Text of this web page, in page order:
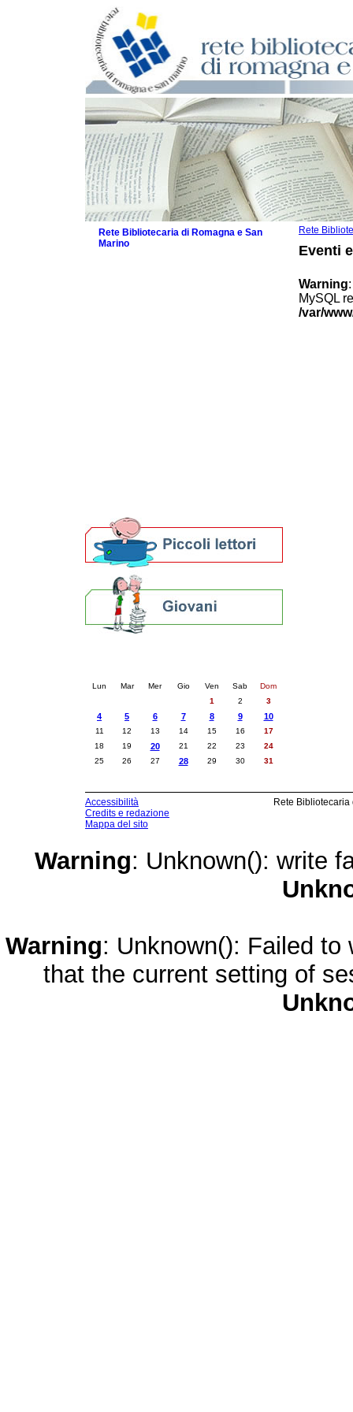
Rete
Eventi
Warning
MySQL
/var/
Rete Bibliotecaria di Romagna e San
Marino
Lun Mar Mer Gio Ven Sab
Dom
1
2 3
4 5 6 7 8 9 10
11 12 13 14 15 16
17
18
19 20 21 22 23
24
25
26 27 28 29 30 31
Accessibilità
Credits e redazione
Mappa del sito
Rete
Warning: Unknown(): write
Warning: Unknown(): Failed
that the current setting of